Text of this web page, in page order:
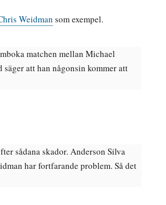
Weidman som exempel.
matchen mellan Michael
att han någonsin kommer att
sådana skador. Anderson Silva
har fortfarande problem. Så det